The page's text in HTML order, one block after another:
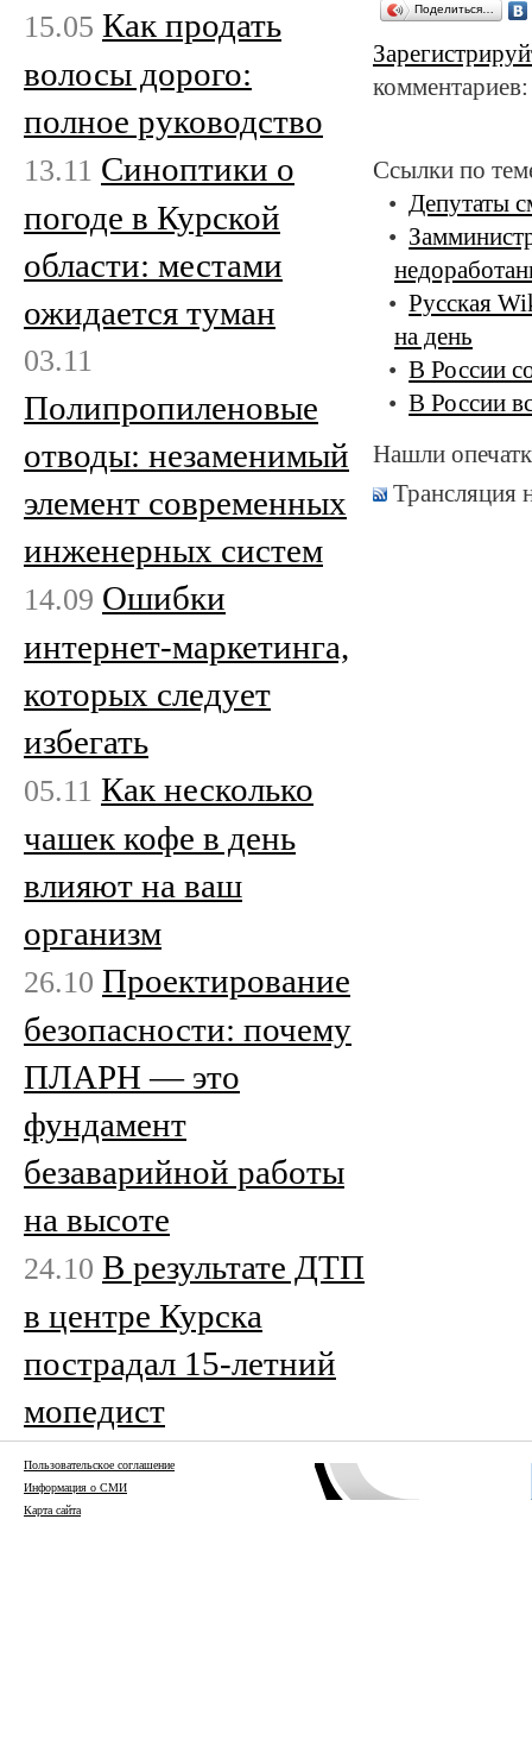
Поделиться…
Ссылки по
Депутаты
Русская
на день
В России
В России
Нашли
Трансляция
15.05 Как продать
волосы дорого:
полное руководство
13.11 Cиноптики о
погоде в Курской
области: местами
ожидается туман
03.11
Полипропиленовые
отводы: незаменимый
элемент современных
инженерных систем
14.09 Ошибки
интернет-маркетинга,
которых следует
избегать
05.11 Как несколько
чашек кофе в день
влияют на ваш
организм
26.10 Проектирование
безопасности: почему
ПЛАРН — это
фундамент
безаварийной работы
на высоте
24.10 В результате ДТП
в центре Курска
пострадал 15-летний
мопедист
Пользовательское соглашение
Информация о СМИ
Карта сайта